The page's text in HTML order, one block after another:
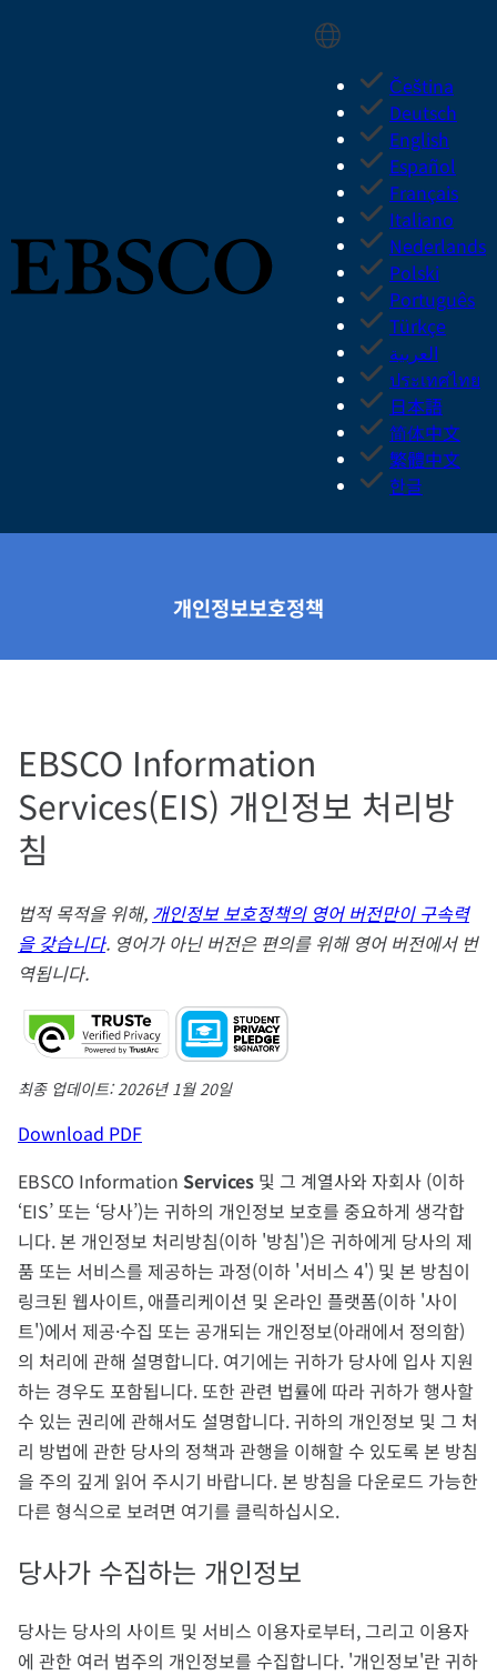
Čeština
Deutsch
English
Español
Français
Italiano
Nederlands
Polski
Português
Türkçe
العربية
ประเทศไทย
日本語
简体中文
繁體中文
한글
개인정보보호정책
EBSCO Information
Services(EIS) 개인정보 처리방
침
법적 목적을 위해, 개인정보 보호정책의 영어 버전만이 구속력
을 갖습니다. 영어가 아닌 버전은 편의를 위해 영어 버전에서 번
역됩니다.
최종 업데이트: 2026년 1월 20일
Download PDF
EBSCO Information Services 및 그 계열사와 자회사 (이하
‘EIS’ 또는 ‘당사’)는 귀하의 개인정보 보호를 중요하게 생각합
니다. 본 개인정보 처리방침(이하 '방침')은 귀하에게 당사의 제
품 또는 서비스를 제공하는 과정(이하 '서비스 4') 및 본 방침이
링크된 웹사이트, 애플리케이션 및 온라인 플랫폼(이하 '사이
트')에서 제공·수집 또는 공개되는 개인정보(아래에서 정의함)
의 처리에 관해 설명합니다. 여기에는 귀하가 당사에 입사 지원
하는 경우도 포함됩니다. 또한 관련 법률에 따라 귀하가 행사할
수 있는 권리에 관해서도 설명합니다. 귀하의 개인정보 및 그 처
리 방법에 관한 당사의 정책과 관행을 이해할 수 있도록 본 방침
을 주의 깊게 읽어 주시기 바랍니다. 본 방침을 다운로드 가능한
다른 형식으로 보려면 여기를 클릭하십시오.
당사가 수집하는 개인정보
당사는 당사의 사이트 및 서비스 이용자로부터, 그리고 이용자
에 관한 여러 범주의 개인정보를 수집합니다. '개인정보'란 귀하